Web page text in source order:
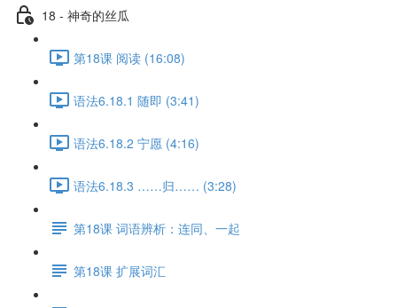
18 - 神奇的丝瓜
第18课 阅读 (16:08)
语法6.18.1 随即 (3:41)
语法6.18.2 宁愿 (4:16)
语法6.18.3 ……归…… (3:28)
第18课 词语辨析：连同、一起
第18课 扩展词汇